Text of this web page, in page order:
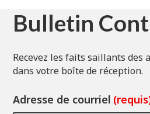
Bulletin
Recevez les faits saillants des
dans votre boîte de réception.
Adresse de courriel